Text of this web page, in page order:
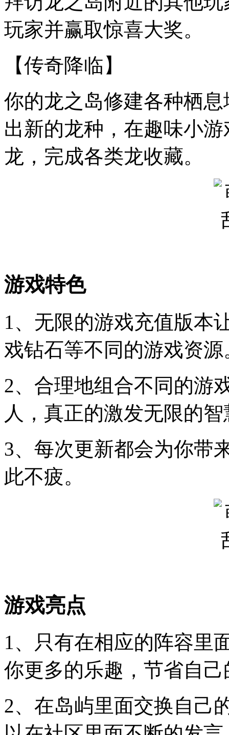
玩家并赢取惊喜大奖。
【传奇降临】
你的龙之岛修建各种栖
出新的龙种，在趣味小
龙，完成各类龙收藏。
游戏特色
1、无限的游戏充值版本
戏钻石等不同的游戏资源
2、合理地组合不同的游
人，真正的激发无限的智
3、每次更新都会为你带
此不疲。
游戏亮点
1、只有在相应的阵容里
你更多的乐趣，节省自
2、在岛屿里面交换自己